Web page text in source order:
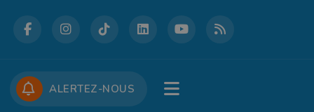
CONCOURS JOBS
ALERTEZ-NOUS